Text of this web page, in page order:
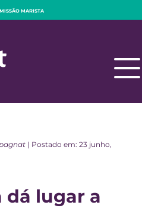
MARISTA
| Postado em: 23 junho,
dá lugar a